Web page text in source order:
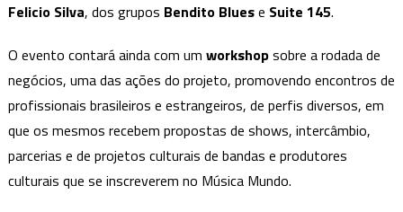
Felicio Silva, dos grupos Bendito Bluese Suite 145.
O evento contará ainda com um workshopsobre a rodada de
negócios, uma das ações do projeto, promovendo encontros de
profissionais brasileiros e estrangeiros, de perfis diversos, em
que os mesmos recebem propostas de shows, intercâmbio,
parcerias e de projetos culturais de bandas e produtores
culturais que se inscreverem no Música Mundo.